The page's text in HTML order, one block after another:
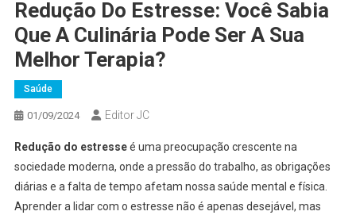
Redução Do Estresse: Você Sabia
Que A Culinária Pode Ser A Sua
Melhor Terapia?
Saúde
01/09/2024 Editor JC
Redução do estresseé uma preocupação crescente na
sociedade moderna, onde a pressão do trabalho, as obrigações
diárias e a falta de tempo afetam nossa saúde mental e física.
Aprender a lidar com o estresse não é apenas desejável, mas